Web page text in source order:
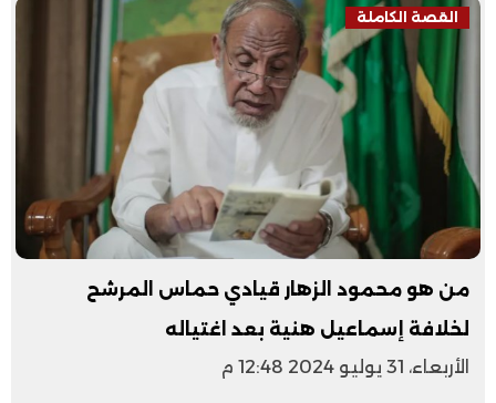
القصة الكاملة
من هو محمود الزهار قيادي حماس المرشح
لخلافة إسماعيل هنية بعد اغتياله
الأربعاء، 31 يوليو 2024 12:48 م